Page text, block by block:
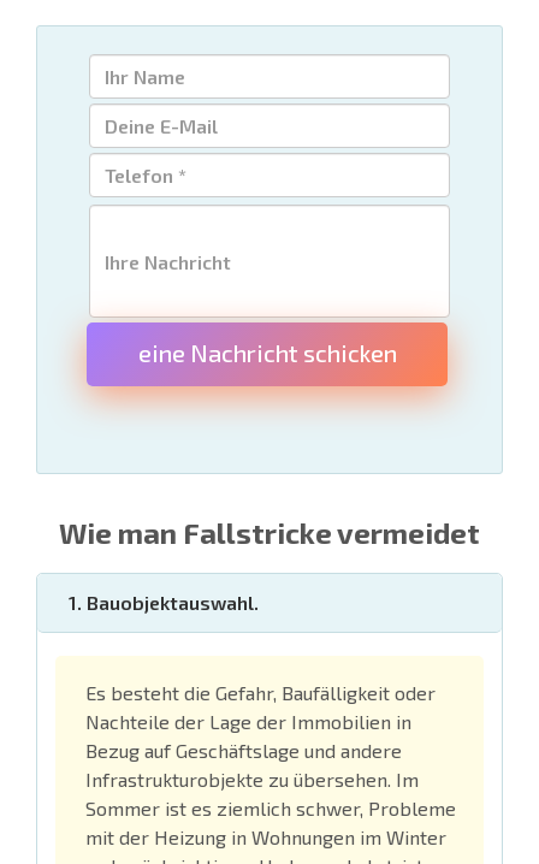
eine Nachricht schicken
Wie man Fallstricke vermeidet
1. Bauobjektauswahl.
Es besteht die Gefahr, Baufälligkeit oder
Nachteile der Lage der Immobilien in
Bezug auf Geschäftslage und andere
Infrastrukturobjekte zu übersehen. Im
Sommer ist es ziemlich schwer, Probleme
mit der Heizung in Wohnungen im Winter